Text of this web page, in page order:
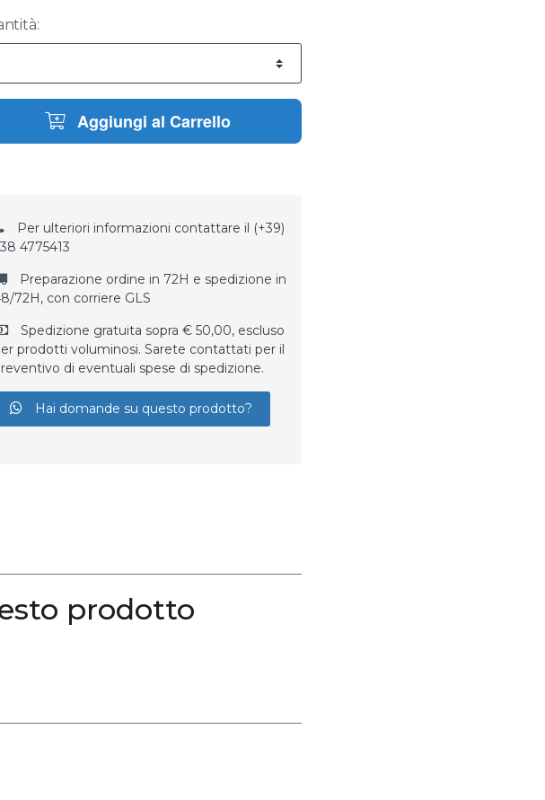
Aggiungi al Carrello
Per ulteriori informazioni contattare il (+39)
4775413
Preparazione ordine in 72H e spedizione in
72H, con corriere GLS
Spedizione gratuita sopra € 50,00, escluso
prodotti voluminosi. Sarete contattati per il
di eventuali spese di spedizione.
Hai domande su questo prodotto?
prodotto